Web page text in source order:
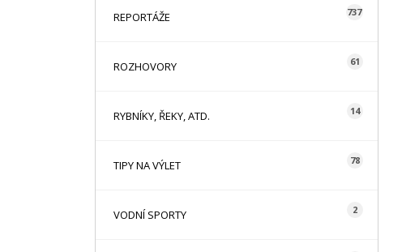
REPORTÁŽE 737
ROZHOVORY 61
RYBNÍKY, ŘEKY, ATD. 14
TIPY NA VÝLET 78
VODNÍ SPORTY 2